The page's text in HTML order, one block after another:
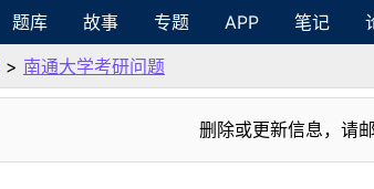
题库 故事 专题 APP 笔记
> 南通大学考研问题
删除或更新信息，请